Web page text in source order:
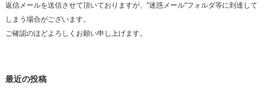
返信メールを送信させて頂いておりますが、"迷惑メール"フォルダ等に到達して
しまう場合がございます。
ご確認のほどよろしくお願い申し上げます。
最近の投稿